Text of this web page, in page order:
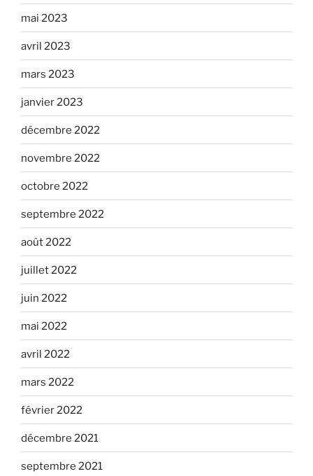
mai 2023
avril 2023
mars 2023
janvier 2023
décembre 2022
novembre 2022
octobre 2022
septembre 2022
août 2022
juillet 2022
juin 2022
mai 2022
avril 2022
mars 2022
février 2022
décembre 2021
septembre 2021